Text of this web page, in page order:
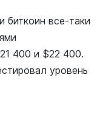
биткоин все-таки
400 и $22 400.
уровень